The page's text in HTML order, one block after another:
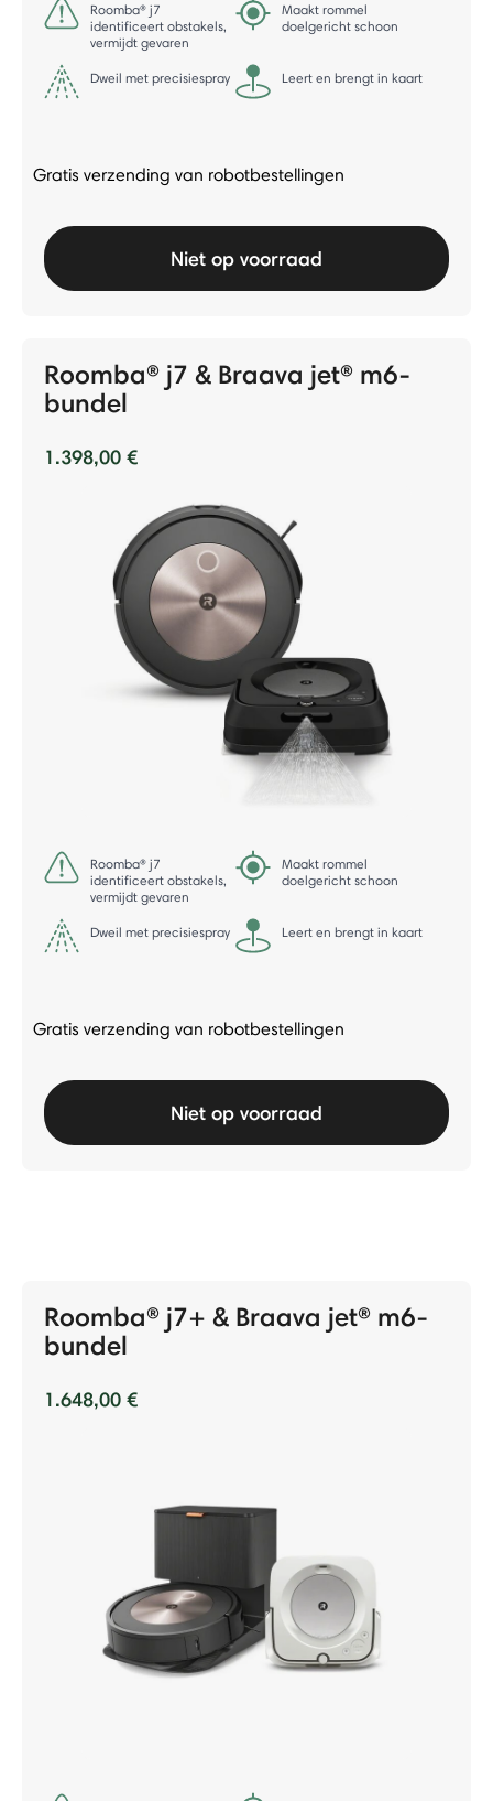
Roomba® j7
identificeert obstakels,
vermijdt gevaren
Maakt rommel
doelgericht schoon
Dweil met precisiespray Leert en brengt in kaart
Gratis verzending van robotbestellingen
Niet op voorraad
Roomba® j7 & Braava jet® m6-
bundel
1.398,00 €
Roomba® j7
identificeert obstakels,
vermijdt gevaren
Maakt rommel
doelgericht schoon
Dweil met precisiespray Leert en brengt in kaart
Gratis verzending van robotbestellingen
Niet op voorraad
Roomba® j7+ & Braava jet® m6-
bundel
1.648,00 €